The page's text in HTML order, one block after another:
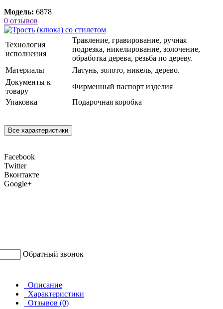
Модель: 6878
0 отзывов
Технология
исполнения
Травление, гравирование, ручная
подрезка, никелирование, золочение,
обработка дерева, резьба по дереву.
Материалы
Латунь, золото, никель, дерево.
Документы к
товару
Фирменный паспорт изделия
Упаковка
Подарочная коробка
Все характеристики
Facebook
Twitter
Вконтакте
Google+
Обратный звонок
Описание
Характеристики
Отзывов (0)